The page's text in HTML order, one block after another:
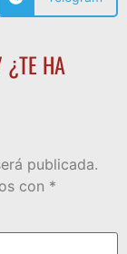
¿TE HA
publicada.
con *